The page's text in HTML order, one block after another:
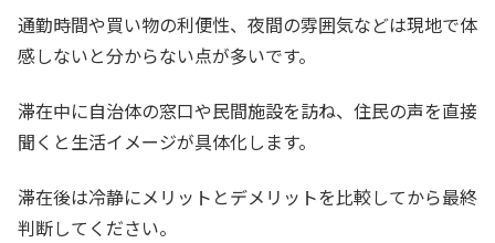
通勤時間や買い物の利便性、夜間の雰囲気などは現地で体
感しないと分からない点が多いです。
滞在中に自治体の窓口や民間施設を訪ね、住民の声を直接
聞くと生活イメージが具体化します。
滞在後は冷静にメリットとデメリットを比較してから最終
判断してください。